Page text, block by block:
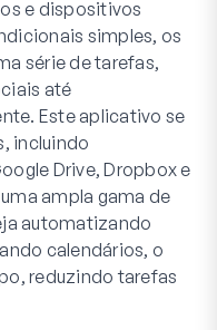
e dispositivos
simples, os
série de tarefas,
até
Este aplicativo se
incluindo
Drive, Dropbox e
ampla gama de
automatizando
calendários, o
reduzindo tarefas